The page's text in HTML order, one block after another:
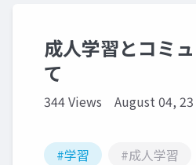
成人学習とコミ
て
344 Views August 04, 23
#学習
#成人学習